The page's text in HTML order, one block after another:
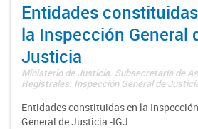
Entidades
la Inspección General
Justicia
Ministerio de Justicia. Subsecretaría de
Registrales. Inspección General de
Entidades constituidas en la Inspección
General de Justicia -IGJ.